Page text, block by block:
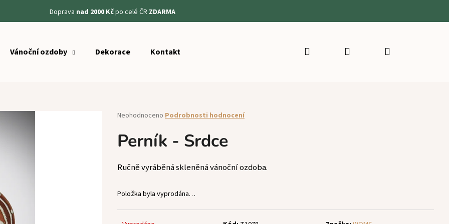
Doprava nad 2000 Kčpo celé ČR ZDARMA
Vánoční ozdoby Dekorace Kontakt Hledat PřihlášeníNákupní
Průměrné
produktu
je
z
5
Neohodnoceno Podrobnosti hodnocení
Perník - Srdce
Ručně vyráběná skleněná vánoční ozdoba.
Položka byla vyprodána…
Co potřebujete najít?